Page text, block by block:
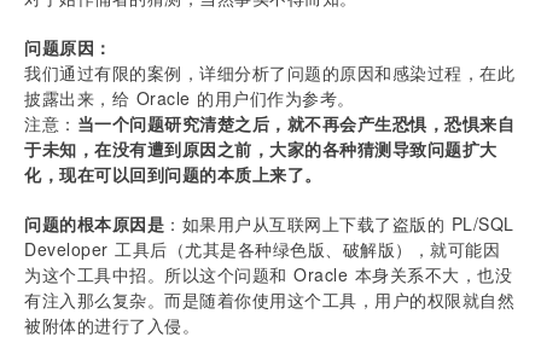
问题原因：
我们通过有限的案例，详细分析了问题的原因和感染过程，在此
披露出来，给 Oracle 的用户们作为参考。
注意： 当一个问题研究清楚之后，就不再会产生恐惧，恐惧来自
于未知，在没有遭到原因之前，大家的各种猜测导致问题扩大
化，现在可以回到问题的本质上来了。
问题的根本原因是 ：如果用户从互联网上下载了盗版的 PL/SQL
Developer 工具后（尤其是各种绿色版、破解版），就可能因
为这个工具中招。所以这个问题和 Oracle 本身关系不大，也没
有注入那么复杂。而是随着你使用这个工具，用户的权限就自然
被附体的进行了入侵。